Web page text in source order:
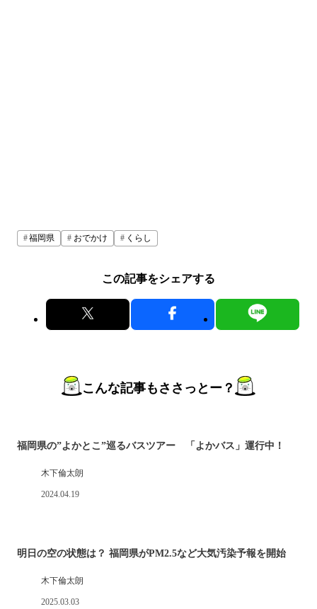
福岡県 おでかけ くらし
この記事をシェアする
こんな記事もささっとー？
福岡県の”よかとこ”巡るバスツアー 「よかバス」運行中！
木下倫太朗
2024.04.19
明日の空の状態は？ 福岡県がPM2.5など大気汚染予報を開始
木下倫太朗
2025.03.03